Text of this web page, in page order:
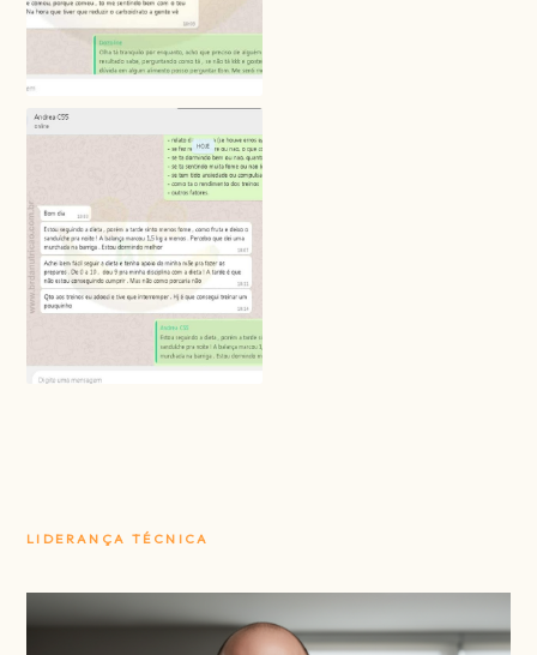
LIDERANÇA TÉCNICA